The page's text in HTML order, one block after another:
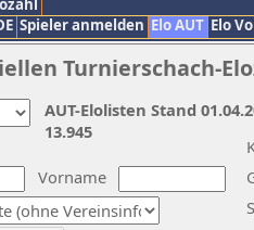
Spieler anmelden Elo AUT Elo
Turnierschach-
Vorname
AUT-Elolisten Stand
13.945